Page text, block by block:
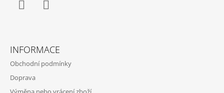
INFORMACE
Obchodní podmínky
Doprava